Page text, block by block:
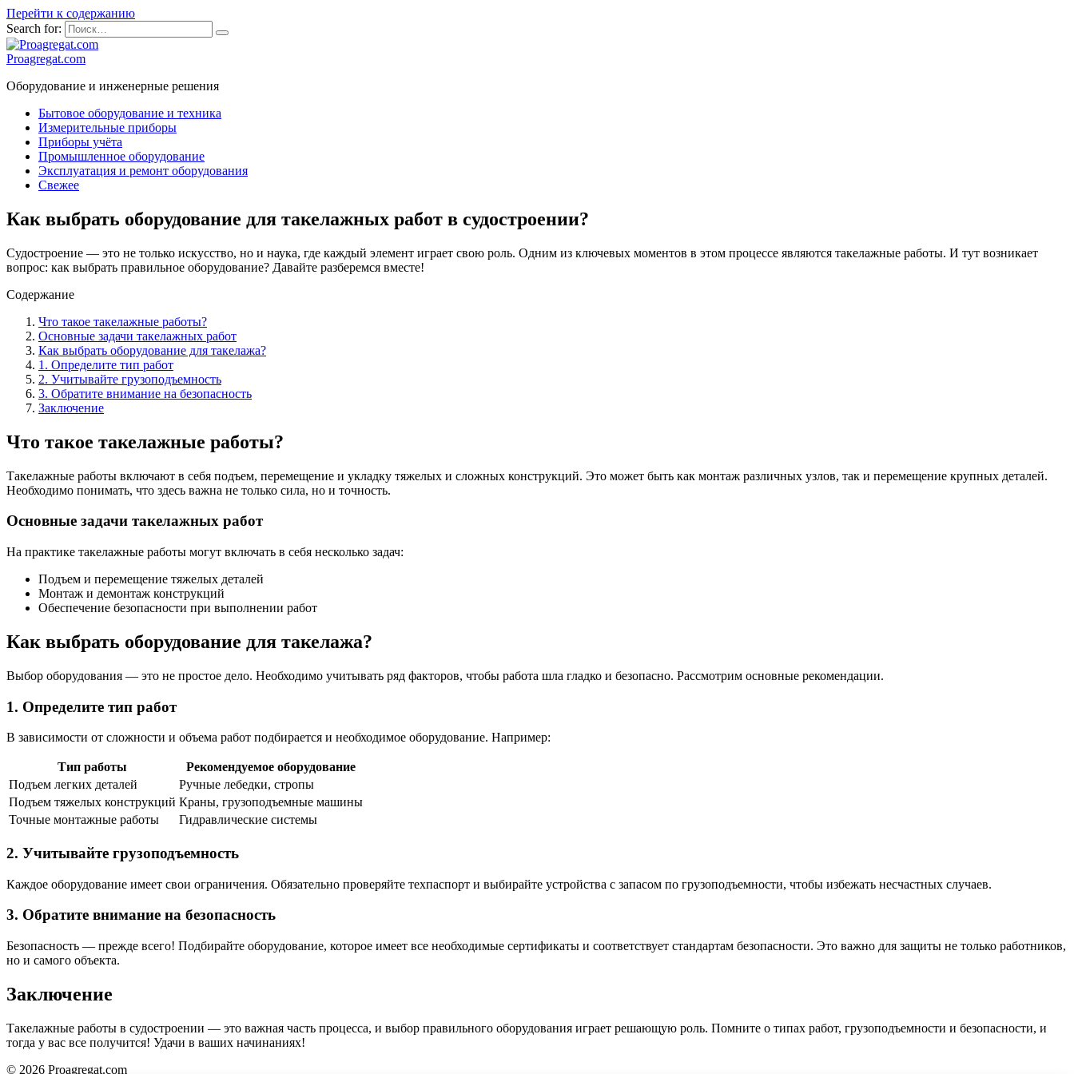
Перейти к содержанию
Search for:
Proagregat.com
Оборудование и инженерные решения
Бытовое оборудование и техника
Измерительные приборы
Приборы учёта
Промышленное оборудование
Эксплуатация и ремонт оборудования
Свежее
Как выбрать оборудование для такелажных работ в судостроении?
Судостроение — это не только искусство, но и наука, где каждый элемент играет свою роль. Одним из ключевых моментов в этом процессе являются такелажные работы. И тут возникает
вопрос: как выбрать правильное оборудование? Давайте разберемся вместе!
Содержание
Что такое такелажные работы?
Основные задачи такелажных работ
Как выбрать оборудование для такелажа?
1. Определите тип работ
2. Учитывайте грузоподъемность
3. Обратите внимание на безопасность
Заключение
Что такое такелажные работы?
Такелажные работы включают в себя подъем, перемещение и укладку тяжелых и сложных конструкций. Это может быть как монтаж различных узлов, так и перемещение крупных деталей.
Необходимо понимать, что здесь важна не только сила, но и точность.
Основные задачи такелажных работ
На практике такелажные работы могут включать в себя несколько задач:
Подъем и перемещение тяжелых деталей
Монтаж и демонтаж конструкций
Обеспечение безопасности при выполнении работ
Как выбрать оборудование для такелажа?
Выбор оборудования — это не простое дело. Необходимо учитывать ряд факторов, чтобы работа шла гладко и безопасно. Рассмотрим основные рекомендации.
1. Определите тип работ
В зависимости от сложности и объема работ подбирается и необходимое оборудование. Например:
Тип работы
Рекомендуемое оборудование
Подъем легких деталей
Ручные лебедки, стропы
Подъем тяжелых конструкций Краны, грузоподъемные машины
Точные монтажные работы
Гидравлические системы
2. Учитывайте грузоподъемность
Каждое оборудование имеет свои ограничения. Обязательно проверяйте техпаспорт и выбирайте устройства с запасом по грузоподъемности, чтобы избежать несчастных случаев.
3. Обратите внимание на безопасность
Безопасность — прежде всего! Подбирайте оборудование, которое имеет все необходимые сертификаты и соответствует стандартам безопасности. Это важно для защиты не только работников,
но и самого объекта.
Заключение
Такелажные работы в судостроении — это важная часть процесса, и выбор правильного оборудования играет решающую роль. Помните о типах работ, грузоподъемности и безопасности, и
тогда у вас все получится! Удачи в ваших начинаниях!
© 2026 Proagregat.com